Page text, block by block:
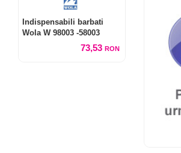
Indispensabili barbati
Wola W 98003 -58003
73,53 RON